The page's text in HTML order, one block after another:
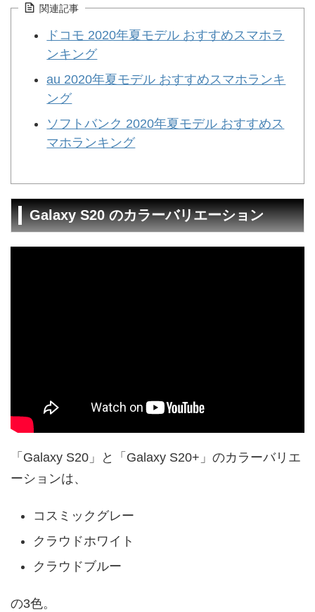
関連記事
ドコモ 2020年夏モデル おすすめスマホラ
ンキング
au 2020年夏モデル おすすめスマホランキ
ング
ソフトバンク 2020年夏モデル おすすめス
マホランキング
Galaxy S20 のカラーバリエーション
「Galaxy S20」と「Galaxy S20+」のカラーバリエ
ーションは、
コスミックグレー
クラウドホワイト
クラウドブルー
の3色。